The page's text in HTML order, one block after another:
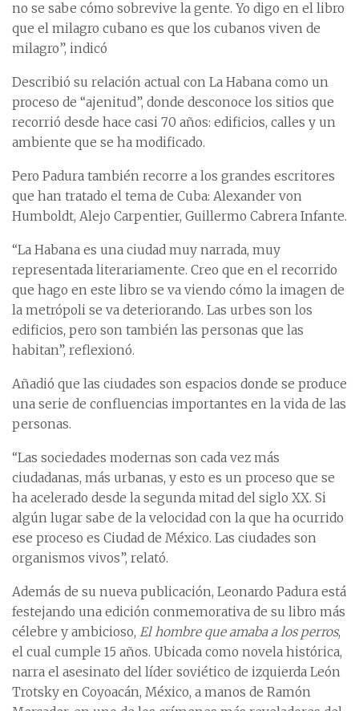
no se sabe cómo sobrevive la gente. Yo digo en el libro
que el milagro cubano es que los cubanos viven de
milagro”, indicó
Describió su relación actual con La Habana como un
proceso de “ajenitud”, donde desconoce los sitios que
recorrió desde hace casi 70 años: edificios, calles y un
ambiente que se ha modificado.
Pero Padura también recorre a los grandes escritores
que han tratado el tema de Cuba: Alexander von
Humboldt, Alejo Carpentier, Guillermo Cabrera Infante.
“La Habana es una ciudad muy narrada, muy
representada literariamente. Creo que en el recorrido
que hago en este libro se va viendo cómo la imagen de
la metrópoli se va deteriorando. Las urbes son los
edificios, pero son también las personas que las
habitan”, reflexionó.
Añadió que las ciudades son espacios donde se produce
una serie de confluencias importantes en la vida de las
personas.
“Las sociedades modernas son cada vez más
ciudadanas, más urbanas, y esto es un proceso que se
ha acelerado desde la segunda mitad del siglo XX. Si
algún lugar sabe de la velocidad con la que ha ocurrido
ese proceso es Ciudad de México. Las ciudades son
organismos vivos”, relató.
Además de su nueva publicación, Leonardo Padura está
festejando una edición conmemorativa de su libro más
célebre y ambicioso, El hombre que amaba a los perros,
el cual cumple 15 años. Ubicada como novela histórica,
narra el asesinato del líder soviético de izquierda León
Trotsky en Coyoacán, México, a manos de Ramón